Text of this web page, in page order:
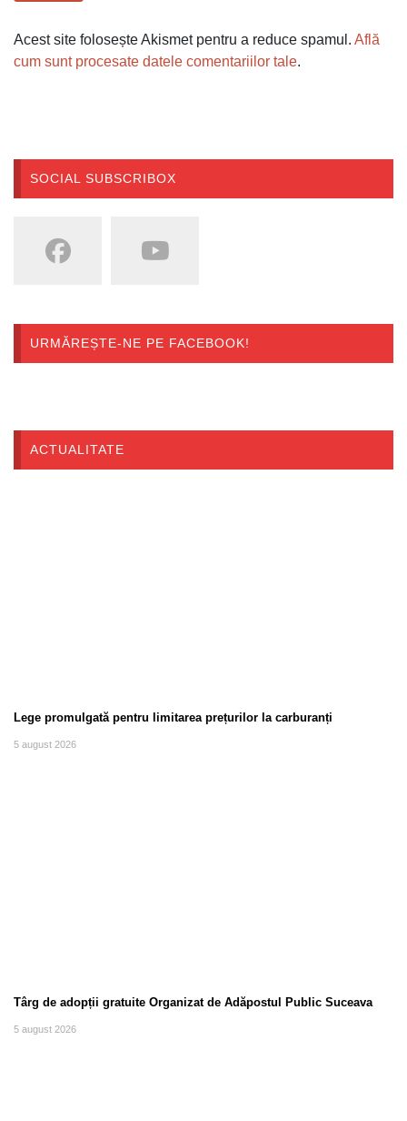
Acest site folosește Akismet pentru a reduce spamul. Află
cum sunt procesate datele comentariilor tale.
SOCIAL SUBSCRIBOX
URMĂREȘTE-NE PE FACEBOOK!
ACTUALITATE
Lege promulgată pentru limitarea prețurilor la carburanți
5 august 2026
Târg de adopții gratuite Organizat de Adăpostul Public Suceava
5 august 2026